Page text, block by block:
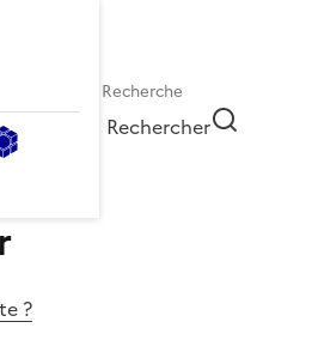
Rechercher
?